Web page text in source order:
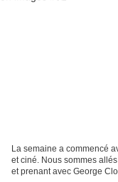
La semaine a commencé
et ciné. Nous sommes
et prenant avec George